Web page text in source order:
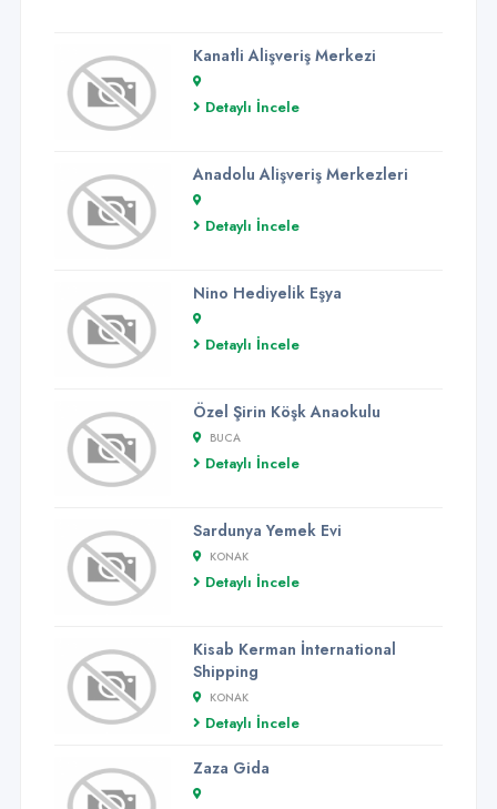
Kanatli Alişveriş Merkezi
Detaylı İncele
Anadolu Alişveriş Merkezleri
Detaylı İncele
Nino Hediyelik Eşya
Detaylı İncele
Özel Şirin Köşk Anaokulu
BUCA
Detaylı İncele
Sardunya Yemek Evi
KONAK
Detaylı İncele
Kisab Kerman İnternational
Shipping
KONAK
Detaylı İncele
Zaza Gida